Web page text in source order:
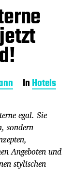
InHotels
egal. Sie
sondern
Angeboten und
stylischen